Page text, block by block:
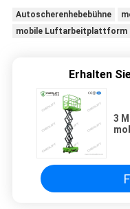
Autoscherenhebebühne
mobile Luftarbeitplattform
Erhalten
3